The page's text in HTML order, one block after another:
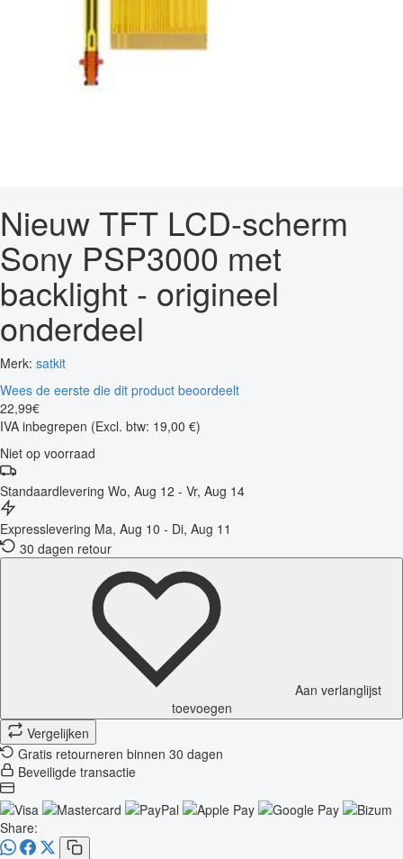
Nieuw TFT LCD-scherm
Sony PSP3000 met
backlight - origineel
onderdeel
Merk: satkit
Wees de eerste die dit product beoordeelt
22,99€
IVA inbegrepen (Excl. btw: 19,00 €)
Niet op voorraad
Standaardlevering Wo, Aug 12 - Vr, Aug 14
Expresslevering Ma, Aug 10 - Di, Aug 11
30 dagen retour
Aan verlanglijst
toevoegen
Vergelijken
Gratis retourneren binnen 30 dagen
Beveiligde transactie
Share: